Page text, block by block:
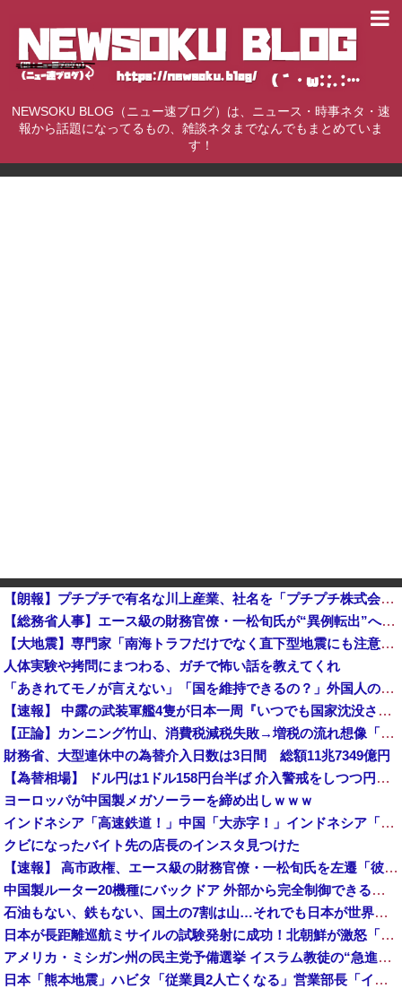
NEWSOKU BLOG（ニュー速ブログ）は、ニュース・時事ネタ・速
報から話題になってるもの、雑談ネタまでなんでもまとめていま
す！
【朗報】プチプチで有名な川上産業、社名を「プチプチ株式会社」に変更ｗｗｗｗｗ他
【総務省人事】エース級の財務官僚・一松旬氏が“異例転出”へ 官邸幹部「協力的でなかったから」
【大地震】専門家「南海トラフだけでなく直下型地震にも注意を」…中部各地に危険度「Sランク」断層帯
人体実験や拷問にまつわる、ガチで怖い話を教えてくれ
「あきれてモノが言えない」「国を維持できるの？」外国人の永住許可要件の厳格化で在日中国人の本音は？
【速報】 中露の武装軍艦4隻が日本一周『いつでも国家沈没させられるぞ』
【正論】カンニング竹山、消費税減税失敗→増税の流れ想像「次誰が総理やりたいと思います？」
財務省、大型連休中の為替介入日数は3日間 総額11兆7349億円
【為替相場】 ドル円は1ドル158円台半ば 介入警戒をしつつ円売りが続行
ヨーロッパが中国製メガソーラーを締め出しｗｗｗ
インドネシア「高速鉄道！」中国「大赤字！」インドネシア「運営会社の株式購入！（負債対策」中国「はい（巨額負債」インドネシア「700km延伸計画！（実質中止」→
クビになったバイト先の店長のインスタ見つけた
【速報】 高市政権、エース級の財務官僚・一松旬氏を左遷「彼は協力的でなかった」財務省の言いなりではないことが判明
中国製ルーター20機種にバックドア 外部から完全制御できる機能が仕込まれていた
石油もない、鉄もない、国土の7割は山…それでも日本が世界屈指の経済大国になれた「勤勉さ」以外の勝因！
日本が長距離巡航ミサイルの試験発射に成功！北朝鮮が激怒「日本が戦争国家になろうとしている」「絶対に傍観しない、必ず後悔させる」
アメリカ・ミシガン州の民主党予備選挙 イスラム教徒の“急進左派”候補が勝利確実に⋯トランプ氏は批判
日本「熊本地震」ハビタ「従業員2人亡くなる」営業部長「イオンのスタッフに制止されなかった」日本「部長が連絡後の店員行動を証言（謎」イオン「再入館可能の事実ない」→